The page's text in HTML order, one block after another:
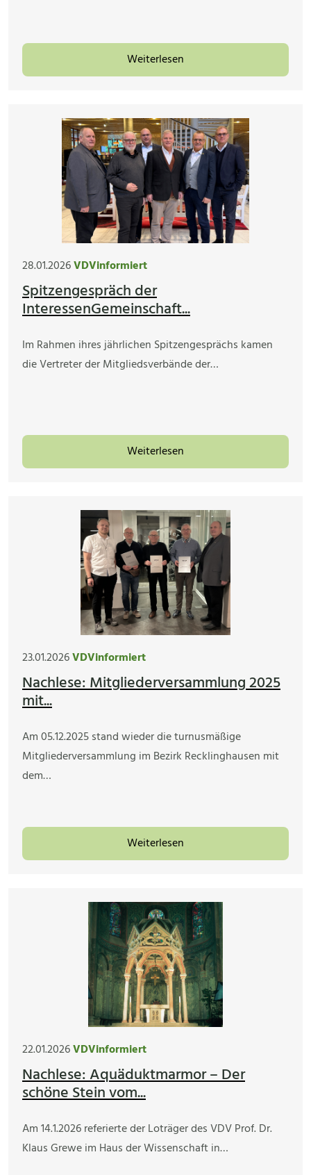
Weiterlesen
28.01.2026VDVinformiert
Spitzengespräch der
InteressenGemeinschaft...
Im Rahmen ihres jährlichen Spitzengesprächs kamen
die Vertreter der Mitgliedsverbände der…
Weiterlesen
23.01.2026VDVinformiert
Nachlese: Mitgliederversammlung 2025
mit...
Am 05.12.2025 stand wieder die turnusmäßige
Mitgliederversammlung im Bezirk Recklinghausen mit
dem…
Weiterlesen
22.01.2026VDVinformiert
Nachlese: Aquäduktmarmor – Der
schöne Stein vom...
Am 14.1.2026 referierte der Loträger des VDV Prof. Dr.
Klaus Grewe im Haus der Wissenschaft in…